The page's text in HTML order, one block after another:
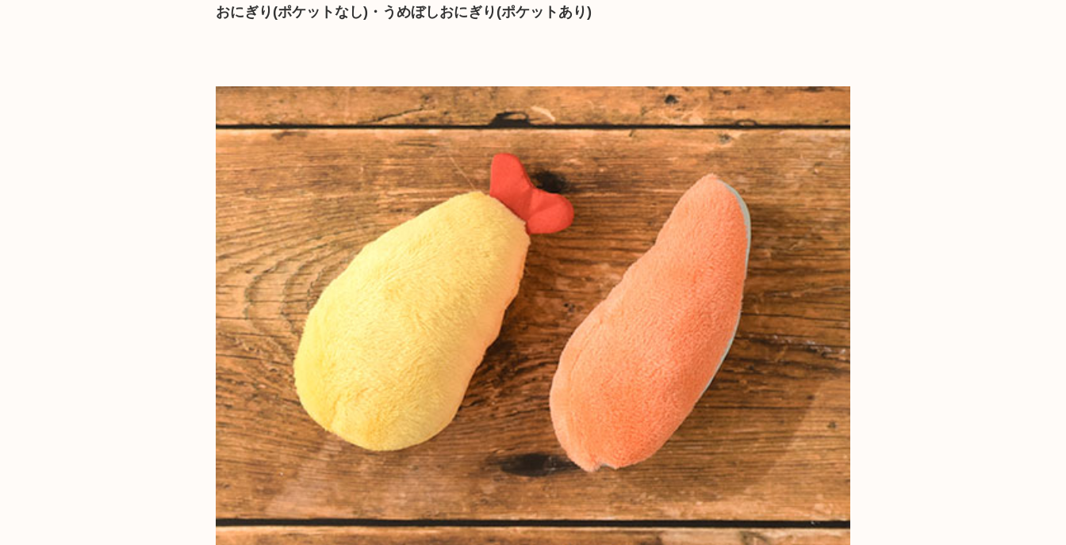
おにぎり(ポケットなし)・うめぼしおにぎり (ポケットあり)